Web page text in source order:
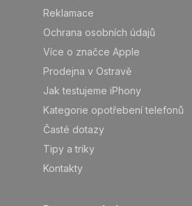
Reklamace
Ochrana osobních údajů
Více o značce Apple
Prodejna v Ostravě
Jak testujeme iPhony
Kategorie opotřebení telefonů
Časté dotazy
Tipy a triky
Kontakty